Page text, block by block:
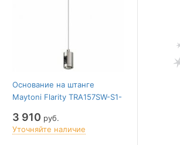
Основание на штанге
Maytoni Flarity TRA157SW-S1-
3 910 руб.
Уточняйте наличие